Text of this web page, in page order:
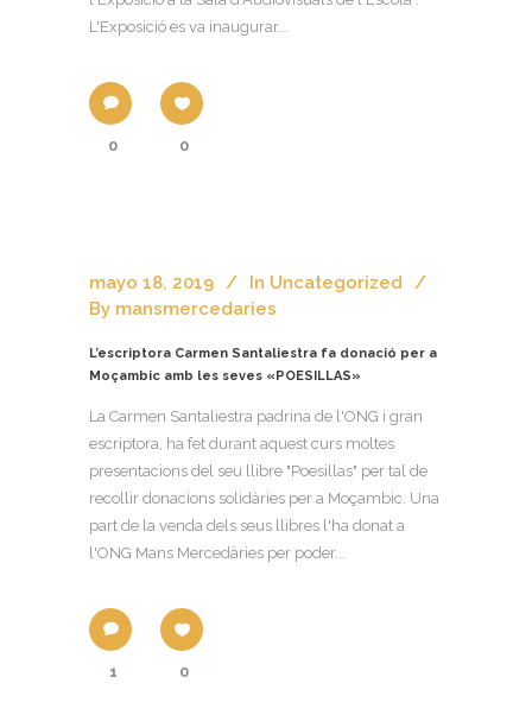
L'Exposició es va inaugurar...
0 0
mayo 18, 2019 In Uncategorized
By mansmercedaries
L’escriptora Carmen Santaliestra fa donació per a
Moçambic amb les seves «POESILLAS»
La Carmen Santaliestra padrina de l'ONG i gran
escriptora, ha fet durant aquest curs moltes
presentacions del seu llibre "Poesillas" per tal de
recollir donacions solidàries per a Moçambic. Una
part de la venda dels seus llibres l'ha donat a
l'ONG Mans Mercedàries per poder...
1 0